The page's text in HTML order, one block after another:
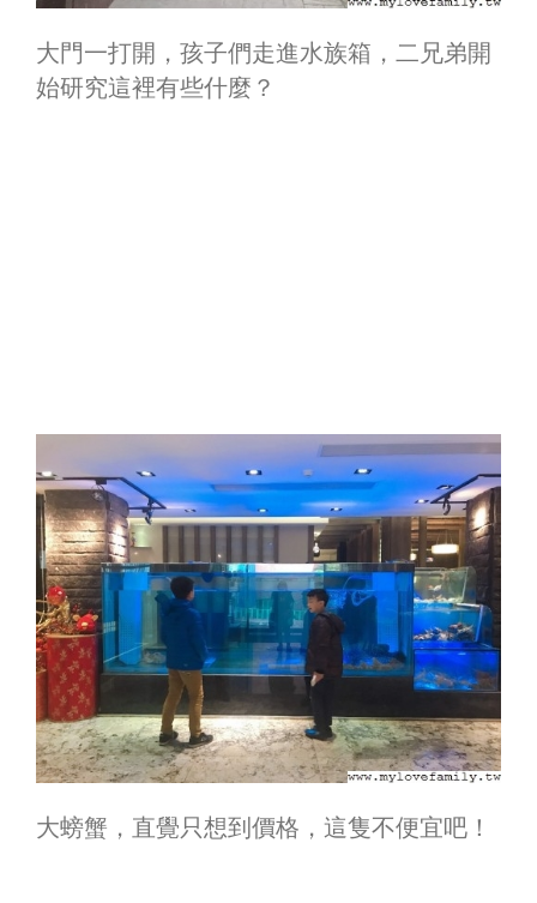
大門一打開，孩子們走進水族箱，二兄弟開
始研究這裡有些什麼？
大螃蟹，直覺只想到價格，這隻不便宜吧！